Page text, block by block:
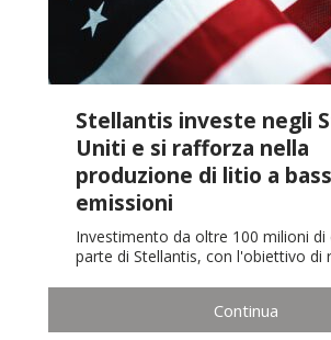
Stellantis investe negli
Uniti e si rafforza nella
produzione di litio a
emissioni
Investimento da oltre 100 milioni di
parte di Stellantis, con l'obiettivo di
Continua